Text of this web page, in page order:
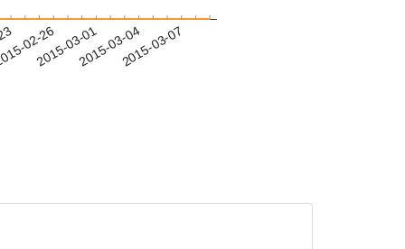
02-26
2015-03-012015-03-042015-03-07